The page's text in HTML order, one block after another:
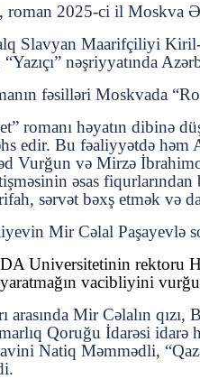
roman 2025-ci il Moskva
Slavyan Maarifçiliyi
nəşriyyatında
fəsilləri Moskvada
romanı həyatın dibinə
edir. Bu fəaliyyətdə həm
Vurğun və Mirzə
əsas
sərvət bəxş etmək və
Mir Cəlal Paşayevlə
Universitetinin rektoru
yaratmağın vacibliyini
arasında Mir Cəlalın
Qoruğu İdarəsi idarə
Natiq Məmmədli,